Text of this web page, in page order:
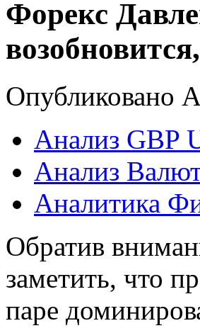
Форекс
Опубликовано
Анализ GBP
Анализ
Аналитика
Обратив
заметить, что
паре